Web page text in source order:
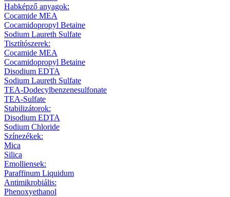
Habképző anyagok:
Cocamide MEA
Cocamidopropyl Betaine
Sodium Laureth Sulfate
Tisztítószerek:
Cocamide MEA
Cocamidopropyl Betaine
Disodium EDTA
Sodium Laureth Sulfate
TEA-Dodecylbenzenesulfonate
TEA-Sulfate
Stabilizátorok:
Disodium EDTA
Sodium Chloride
Színezékek:
Mica
Silica
Emolliensek:
Paraffinum Liquidum
Antimikrobiális:
Phenoxyethanol